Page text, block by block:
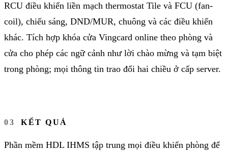
RCU điều khiển liền mạch thermostat Tile và FCU (fan-
coil), chiếu sáng, DND/MUR, chuông và các điều khiển
khác. Tích hợp khóa cửa Vingcard online theo phòng và
cửa cho phép các ngữ cảnh như lời chào mừng và tạm biệt
trong phòng; mọi thông tin trao đổi hai chiều ở cấp server.
KẾT QUẢ
Phần mềm HDL IHMS tập trung mọi điều khiển phòng để